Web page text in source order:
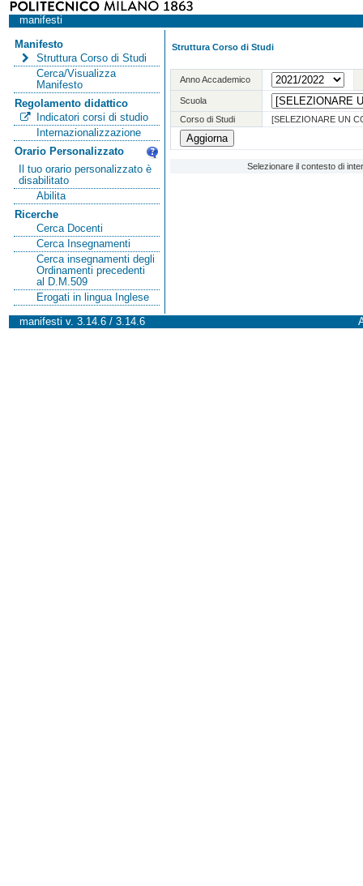
manifesti
Manifesto
Struttura Corso di Studi
Cerca/Visualizza
Manifesto
Regolamento didattico
Indicatori corsi di studio
Internazionalizzazione
Orario Personalizzato
Il tuo orario personalizzato è
disabilitato
Abilita
Ricerche
Cerca Docenti
Cerca Insegnamenti
Cerca insegnamenti degli
Ordinamenti precedenti
al D.M.509
Erogati in lingua Inglese
Struttura Corso di Studi
Anno Accademico
Scuola
Corso di Studi
[SELEZIONARE UN
Selezionare il contesto di
manifesti v. 3.14.6 / 3.14.6